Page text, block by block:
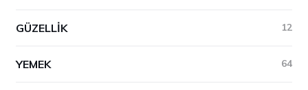
GÜZELLIK 12
YEMEK 64